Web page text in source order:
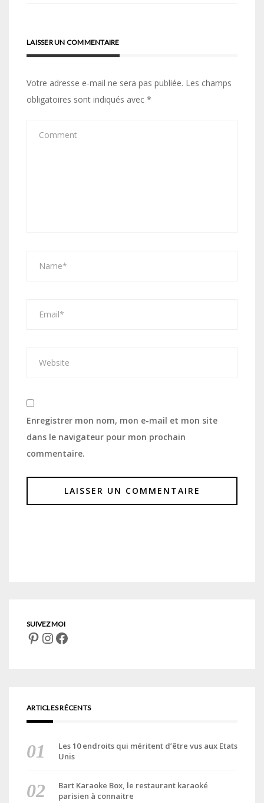
LAISSER UN COMMENTAIRE
Votre adresse e-mail ne sera pas publiée. Les champs
obligatoires sont indiqués avec *
Enregistrer mon nom, mon e-mail et mon site
dans le navigateur pour mon prochain
commentaire.
Pinterest
Instagram
Facebook
ARTICLES RÉCENTS
Les 10 endroits qui méritent d’être vus aux Etats
Unis
Bart Karaoke Box, le restaurant karaoké
parisien à connaitre